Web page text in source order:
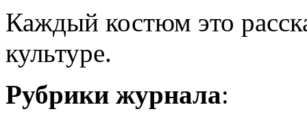
Каждый костюм это
культуре.
Рубрики журнала: